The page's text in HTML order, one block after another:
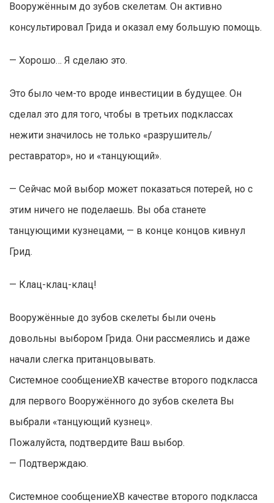
Вооружённым до зубов скелетам. Он активно
консультировал Грида и оказал ему большую помощь.
— Хорошо… Я сделаю это.
Это было чем-то вроде инвестиции в будущее. Он
сделал это для того, чтобы в третьих подклассах
нежити значилось не только «разрушитель/
реставратор», но и «танцующий».
— Сейчас мой выбор может показаться потерей, но с
этим ничего не поделаешь. Вы оба станете
танцующими кузнецами, — в конце концов кивнул
Грид.
— Клац-клац-клац!
Вооружённые до зубов скелеты были очень
довольны выбором Грида. Они рассмеялись и даже
начали слегка пританцовывать.
Системное сообщениеXВ качестве второго подкласса
для первого Вооружённого до зубов скелета Вы
выбрали «танцующий кузнец».
Пожалуйста, подтвердите Ваш выбор.
— Подтверждаю.
Системное сообщениеXВ качестве второго подкласса